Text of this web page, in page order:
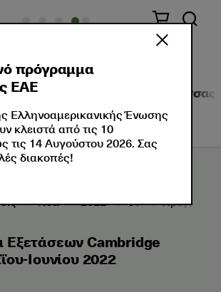
Πιστοποιήσεις Ξένης Γλώσσας
Νέα 2022 01
Cambridge
Ιουνίου 2022
πρόγραμμα
ΕΑΕ
Ελληνοαμερικανικής Ένωσης
κλειστά από τις 10
τις 14 Αυγούστου 2026. Σας
διακοπές!